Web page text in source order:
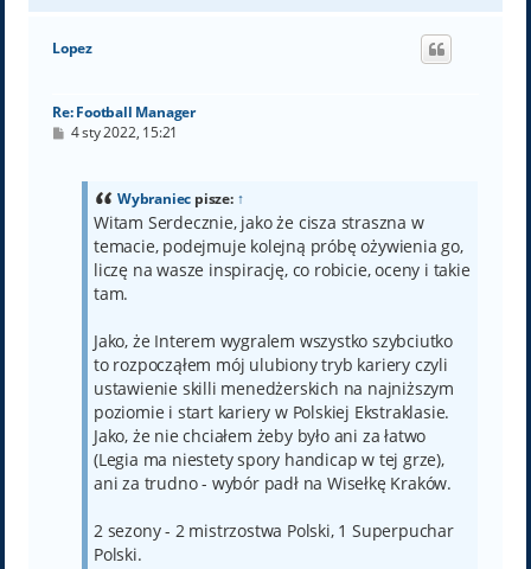
g
Lopez
Re: Football Manager
P4 sty 2022, 15:21
Wybraniec pisze: ↑
Witam Serdecznie, jako że cisza straszna w
temacie, podejmuje kolejną próbę ożywienia go,
liczę na wasze inspirację, co robicie, oceny i takie
tam.
Jako, że Interem wygralem wszystko szybciutko
to rozpocząłem mój ulubiony tryb kariery czyli
ustawienie skilli menedżerskich na najniższym
poziomie i start kariery w Polskiej Ekstraklasie.
Jako, że nie chciałem żeby było ani za łatwo
(Legia ma niestety spory handicap w tej grze),
ani za trudno - wybór padł na Wisełkę Kraków.
2 sezony - 2 mistrzostwa Polski, 1 Superpuchar
Polski.